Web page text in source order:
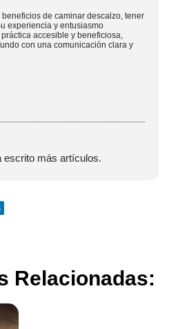
de caminar descalzo, tener
experiencia y entusiasmo
accesible y beneficiosa,
con una comunicación clara y
escrito más artículos.
Relacionadas: